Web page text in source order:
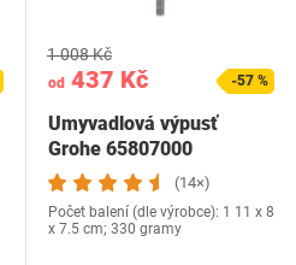
od 437 Kč
1 008 Kč
-57 %
Umyvadlová výpusť
Grohe 65807000
(14×)
Počet balení (dle výrobce): 1 11 x 8
x 7.5 cm; 330 gramy